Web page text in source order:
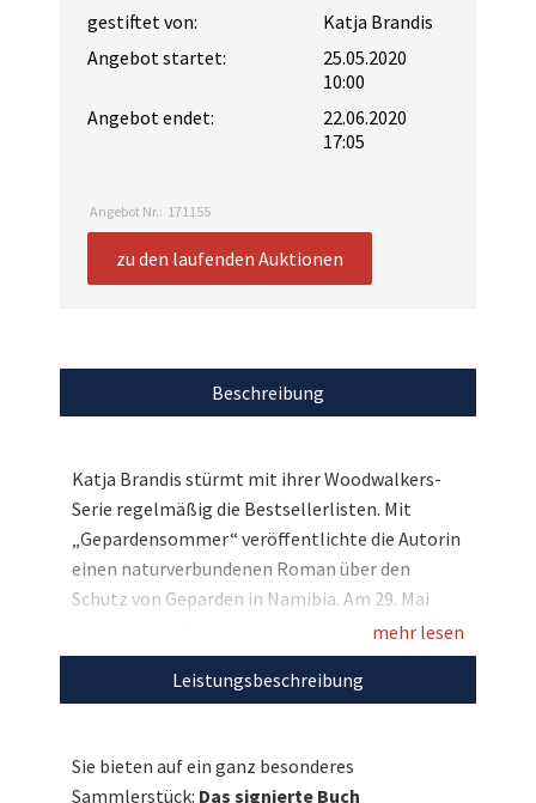
gestiftet von:
Katja Brandis
Angebot startet:
25.05.2020
10:00
Angebot endet:
22.06.2020
17:05
Angebot Nr.: 171155
zu den laufenden Auktionen
Beschreibung
Katja Brandis stürmt mit ihrer Woodwalkers-
Serie regelmäßig die Bestsellerlisten. Mit
„Gepardensommer“ veröffentlichte die Autorin
einen naturverbundenen Roman über den
Schutz von Geparden in Namibia. Am 29. Mai
erscheint das Release zum Buch und wir haben
dieses bereits jetzt für Sie und das sogar noch
mit persönlicher Widmung von Katja Brandis.
entgehen!
mehr lesen
Leistungsbeschreibung
Sie bieten auf ein ganz besonderes
Sammlerstück: Das signierte Buch